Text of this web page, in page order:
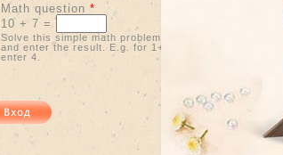
Math question *
10 + 7 =
Solve this simple math problem
and enter the result. E.g. for 1+3,
enter 4.